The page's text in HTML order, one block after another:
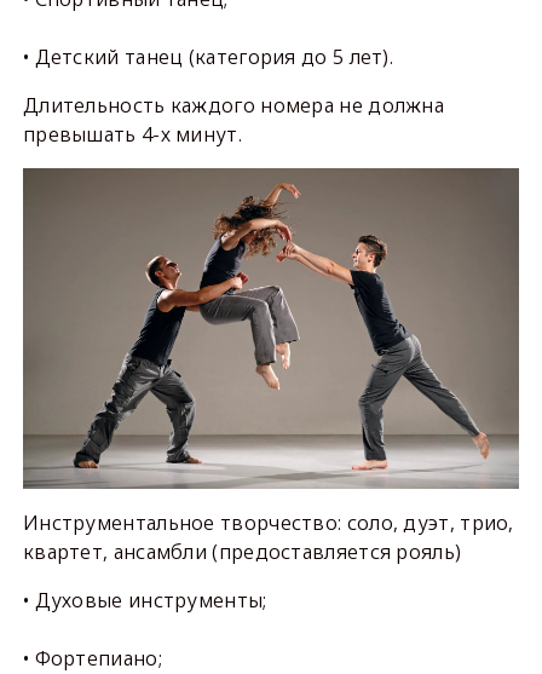
• Детский танец (категория до 5 лет).
Длительность каждого номера не должна
превышать 4-х минут.
Инструментальное творчество: соло, дуэт, трио,
квартет, ансамбли (предоставляется рояль)
• Духовые инструменты;
• Фортепиано;